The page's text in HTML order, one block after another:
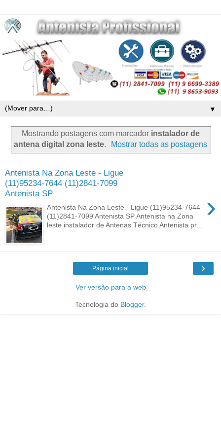
▼
Mostrando postagens com marcador instalador de
antena digital zona leste. Mostrar todas as postagens
Antenista Na Zona Leste - Ligue
(11)95234-7644 (11)2841-7099
Antenista SP
›
Antenista Na Zona Leste - Ligue (11)95234-7644
(11)2841-7099 Antenista SP Antenista na Zona
leste instalador de Antenas Técnico Antenista pr...
›
Página inicial
Ver versão para a web
Tecnologia do Blogger.